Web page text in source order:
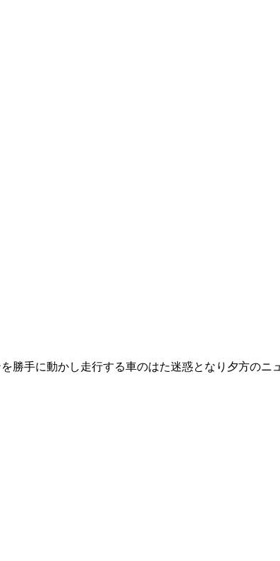
手に動かし走行する車のはた迷惑となり夕方のニ